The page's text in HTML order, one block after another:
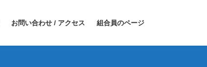
お問い合わせ / アクセス 組合員のページ